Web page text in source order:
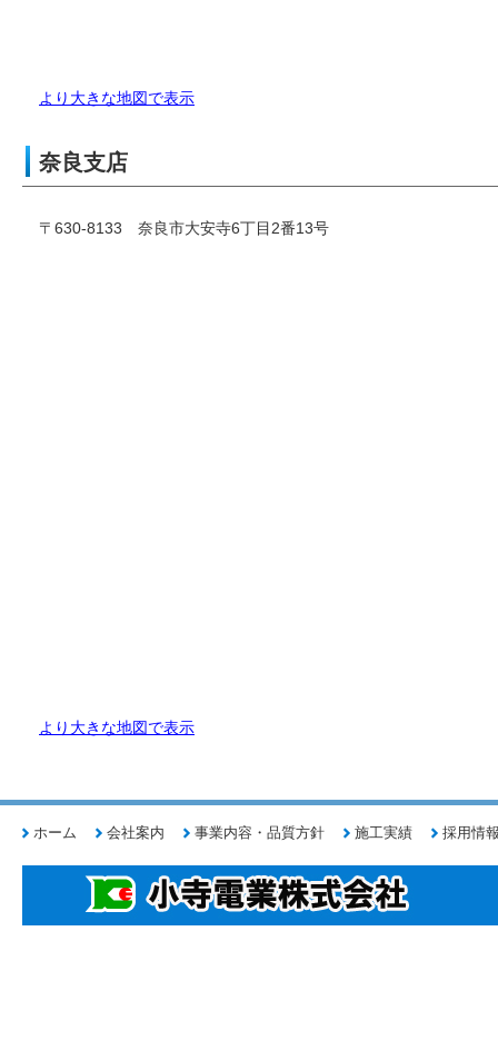
より大きな地図で表示
奈良支店
〒630-8133 奈良市大安寺6丁目2番13号
より大きな地図で表示
ホーム 会社案内 事業内容・品質方針 施工実績 採用情